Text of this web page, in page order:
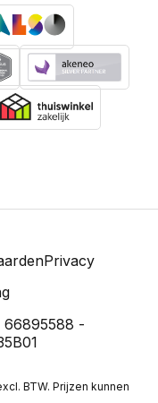
Privacy
66895588 -
BTW. Prijzen kunnen